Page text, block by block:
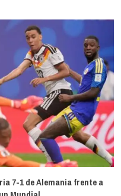
7-1 de Alemania frente a